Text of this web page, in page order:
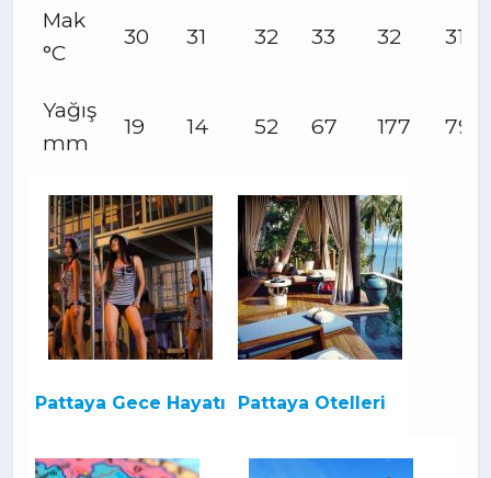
Mak
°C
30 31 32 33 32 31
Yağış
mm
19 14 52 67 177 79
Pattaya Gece Hayatı Pattaya Otelleri